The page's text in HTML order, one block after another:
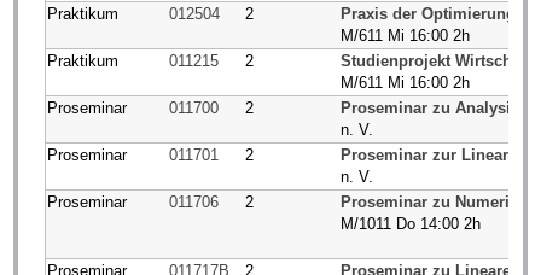
Praktikum
012504 2
Praxis der Optimierung
M/611 Mi 16:00 2h
Praktikum
011215 2
Studienprojekt
M/611 Mi 16:00 2h
Proseminar
011700 2
Proseminar zu Analysis III
n. V.
Proseminar
011701 2
Proseminar zur Linearen
n. V.
Proseminar
011706 2
Proseminar zu
M/1011 Do 14:00 2h
Proseminar 011717B 2
Proseminar zu Lineare